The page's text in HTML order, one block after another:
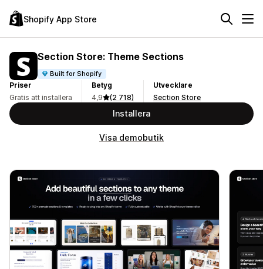
Shopify App Store
Section Store: Theme Sections
Built for Shopify
Priser
Gratis att installera
Betyg
4,9
(2 718)
Utvecklare
Section Store
Installera
Visa demobutik